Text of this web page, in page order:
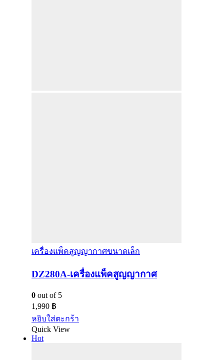
เครื่องแพ็คสูญญากาศขนาดเล็ก
DZ280A-เครื่องแพ็คสูญญากาศ
0 out of 5
1,990 ฿
หยิบใส่ตะกร้า
Quick View
Hot